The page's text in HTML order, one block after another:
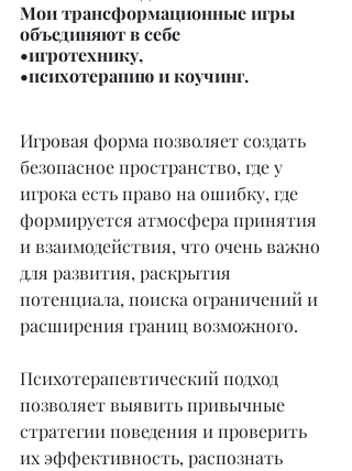
Мои трансформационные игры
объединяют в себе
•игротехнику,
•психотерапию и коучинг.
Игровая форма позволяет создать
безопасное пространство, где у
игрока есть право на ошибку, где
формируется атмосфера принятия
и взаимодействия, что очень важно
для развития, раскрытия
потенциала, поиска ограничений и
расширения границ возможного.
Психотерапевтический подход
позволяет выявить привычные
стратегии поведения и проверить
их эффективность, распознать